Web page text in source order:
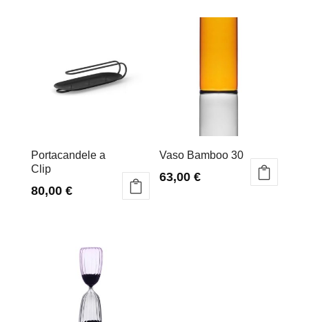
Portacandele a
Clip
80,00 €
Vaso Bamboo 30
63,00€